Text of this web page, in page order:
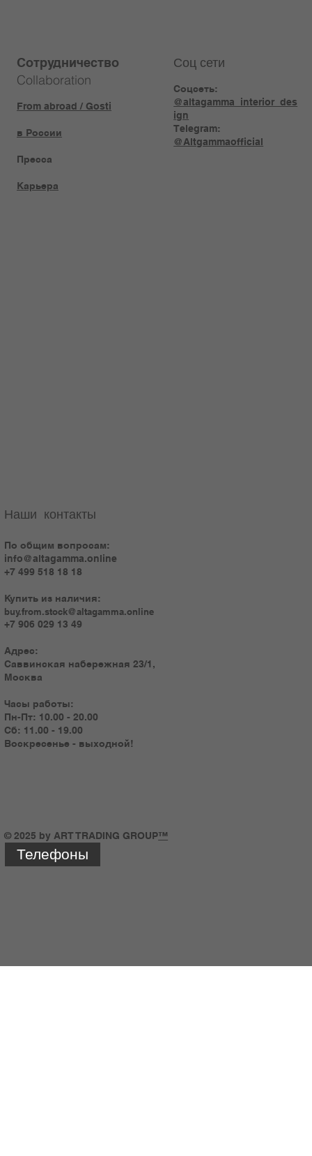
Сотрудничество
Collaboration
From abroad / Gosti
в России
Пресса
Карьера
Наши контакты
По общим вопросам:
info@altagamma.online
+7 499 518 18 18
Купить из наличия:
buy.from.stock@altagamma.online
+7 906 029 13 49
Адрес:
Саввинская набережная 23/1,
Москва
Часы работы:
Пн-Пт: 10.00 - 20.00
Сб: 11.00 - 19.00
Воскресенье - выходной!
© 2025 by ART TRADING GROUP™
Телефоны
Соц сети
Соцсеть:
@altagamma_interior_des
ign
Telegram:
@Altgammaofficial